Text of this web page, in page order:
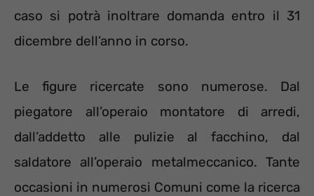
caso si potrà inoltrare domanda entro il 31
dicembre dell’anno in corso.
Le figure ricercate sono numerose. Dal
piegatore all’operaio montatore di arredi,
dall’addetto alle pulizie al facchino, dal
saldatore all’operaio metalmeccanico. Tante
occasioni in numerosi Comuni come la ricerca